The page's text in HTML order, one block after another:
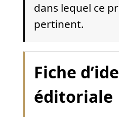
dans lequel ce
pertinent.
Fiche
éditoriale